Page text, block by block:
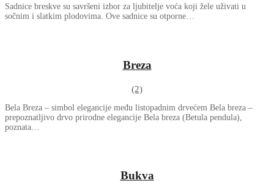
Sadnice breskve su savršeni izbor za ljubitelje voća koji žele uživati u
sočnim i slatkim plodovima. Ove sadnice su otporne…
Breza
(2)
Bela Breza – simbol elegancije među listopadnim drvećem Bela breza –
prepoznatljivo drvo prirodne elegancije Bela breza (Betula pendula),
poznata…
Bukva